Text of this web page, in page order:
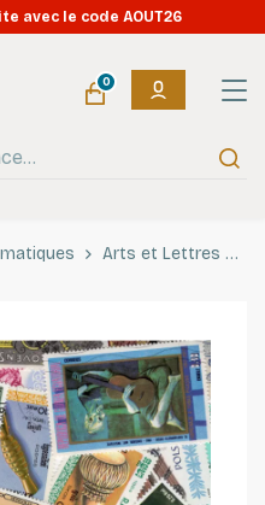
avec le code AOUT26
0
Arts et Lettres